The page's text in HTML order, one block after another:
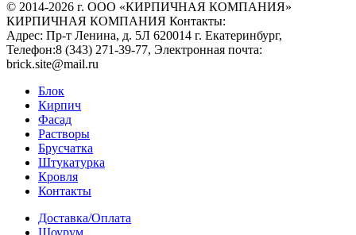
© 2014-2026 г. ООО «КИРПИЧНАЯ КОМПАНИЯ»
КИРПИЧНАЯ КОМПАНИЯ Контакты:
Адрес: Пр-т Ленина, д. 5Л 620014 г. Екатеринбург,
Телефон:8 (343) 271-39-77, Электронная почта:
brick.site@mail.ru
Блок
Кирпич
Фасад
Растворы
Брусчатка
Штукатурка
Кровля
Контакты
Доставка/Оплата
Шоурум